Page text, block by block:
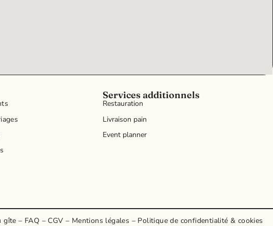
Services additionnels
Restauration
Livraison pain
Event planner
gîte – FAQ – CGV – Mentions légales – Politique de confidentialité & cookies